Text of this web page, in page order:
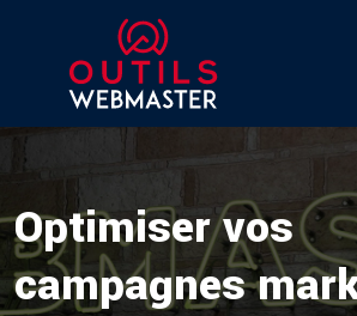
Optimiser vos
campagnes